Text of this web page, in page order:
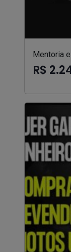
Mentoria
R$